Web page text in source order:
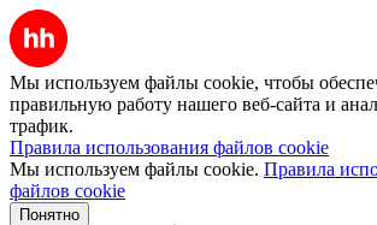
Мы используем файлы cookie, чтобы
правильную работу нашего веб-сайта и
трафик.
Правила использования файлов cookie
Мы используем файлы cookie. Правила
файлов cookie
Понятно